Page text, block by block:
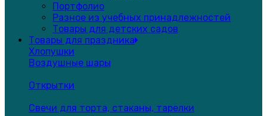
Портфолио
Разное из учебных принадлежностей
Товары для детских садов
Товары для праздника
Хлопушки
Воздушные шары
Открытки
Свечи для торта, стаканы, тарелки